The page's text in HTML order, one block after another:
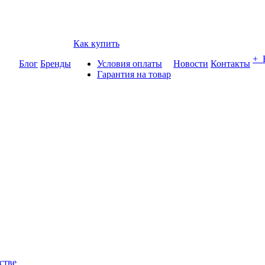
Блог Бренды
Как купить
Условия оплаты
Гарантия на товар
Новости Контакты +